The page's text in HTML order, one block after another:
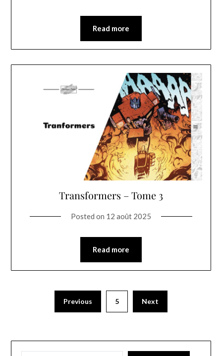
Read more
Transformers – Tome 3
Posted on 12 août 2025
Read more
Previous 5 Next